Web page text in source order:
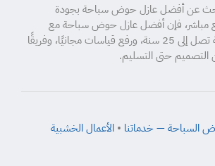
عن أفضل عازل حوض سباحة بجودة
فإن أفضل عازل حوض سباحة مع
روتكس يمنحك كفالة تصل إلى 25 سنة، ورفع قياسات مجانيًا، وفريقًا
حتى التسليم.
السباحة — خدماتنا • الأعمال الخشبية